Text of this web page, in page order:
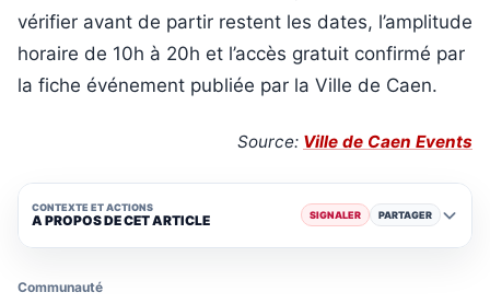
vérifier avant de partir restent les dates, l’amplitude
horaire de 10h à 20h et l’accès gratuit confirmé par
la fiche événement publiée par la Ville de Caen.
Source: Ville de Caen Events
CONTEXTE ET ACTIONS
A PROPOS DE CET ARTICLE SIGNALER PARTAGER
Communauté